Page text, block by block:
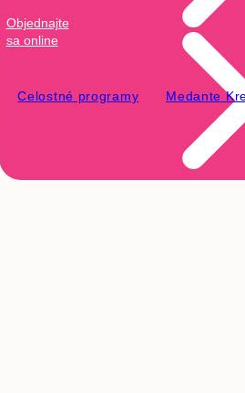
Objednajte
sa online
Celostné programy Medante